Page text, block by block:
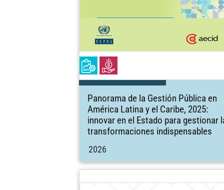
Panorama de la Gestión Pública en
América Latina y el Caribe, 2025:
innovar en el Estado para gestionar
transformaciones indispensables
2026